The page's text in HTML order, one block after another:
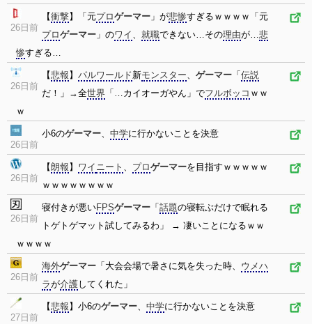
26日前
【衝撃】「元プロゲーマー 」が悲惨すぎるｗｗｗｗ「元
プロゲーマー 」のワイ 、 就職できない…その理由が…悲
惨すぎる…
26日前
【悲報 】 パルワールド新モンスター、 ゲーマー 「 伝説
だ！」→全世界 「…カイオーガやん」でフルボッコ ｗｗ
ｗ
26日前
小6のゲーマー、 中学に行かないことを決意
26日前
【朗報 】 ワイ ニート 、 プロゲーマーを目指すｗｗｗｗｗ
ｗｗｗｗｗｗｗｗ
26日前
寝付きが悪いFPSゲーマー 「 話題の寝転ぶだけで眠れる
トゲトゲマット試してみるわ」 → 凄いことになるｗｗ
ｗｗｗｗ
26日前
海外ゲーマー 「大会会場で暑さに気を失った時、 ウメハ
ラが介護してくれた」
27日前
【悲報 】小6のゲーマー、 中学に行かないことを決意